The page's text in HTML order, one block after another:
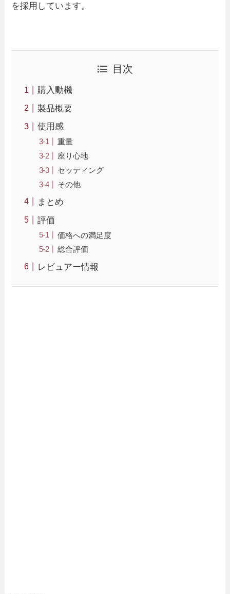
を採用しています。
目次
購入動機
製品概要
使用感
重量
座り心地
セッティング
その他
まとめ
評価
価格への満足度
総合評価
レビュアー情報